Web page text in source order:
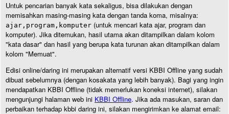
Untuk pencarian banyak kata sekaligus, bisa dilakukan dengan
memisahkan masing-masing kata dengan tanda koma, misalnya:
ajar,program,komputer (untuk mencari kata ajar, program dan
komputer). Jika ditemukan, hasil utama akan ditampilkan dalam kolom
"kata dasar" dan hasil yang berupa kata turunan akan ditampilkan dalam
kolom "Memuat".
Edisi online/daring ini merupakan alternatif versi KBBI Offline yang sudah
dibuat sebelumnya (dengan kosakata yang lebih banyak). Bagi yang ingin
mendapatkan KBBI Offline (tidak memerlukan koneksi internet), silakan
mengunjungi halaman web ini KBBI Offline. Jika ada masukan, saran dan
perbaikan terhadap kbbi daring ini, silakan mengirimkan ke alamat email: